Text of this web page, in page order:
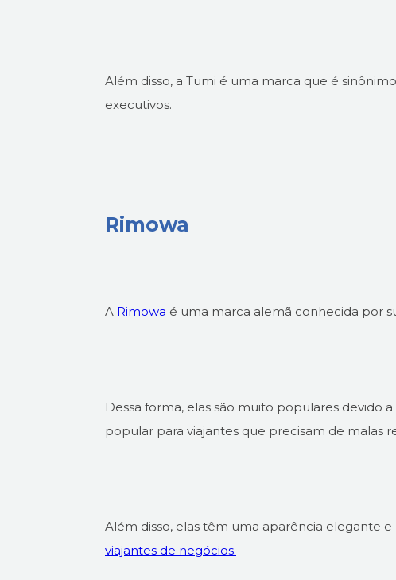
Além disso, a Tumi é uma marca que é
executivos.
Rimowa
A Rimowa é uma marca alemã conhecida por
Dessa forma, elas são muito populares devido
popular para viajantes que precisam de malas
Além disso, elas têm uma aparência elegante
viajantes de negócios.